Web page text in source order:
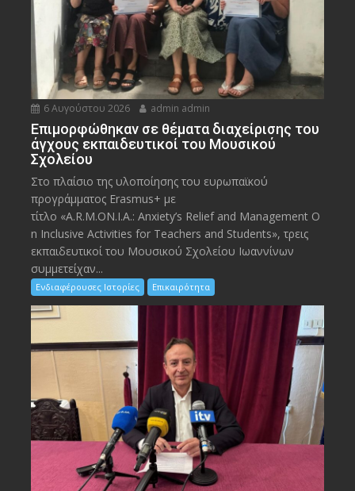
6 Αυγούστου 2026 admin admin
Eπιμορφώθηκαν σε θέματα διαχείρισης του
άγχους εκπαιδευτικοί του Μουσικού
Σχολείου
Στο πλαίσιο της υλοποίησης του ευρωπαϊκού
προγράμματος Erasmus+ με
τίτλο «A.R.M.ON.I.A.: Anxiety’s Relief and Management O
n Inclusive Activities for Teachers and Students», τρεις
εκπαιδευτικοί του Μουσικού Σχολείου Ιωαννίνων
συμμετείχαν...
Ενδιαφέρουσες Ιστορίες Επικαιρότητα